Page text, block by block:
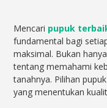
Mencari pupuk
fundamental bagi
maksimal. Bukan
tentang memahami
tanahnya. Pilihan
yang menentukan